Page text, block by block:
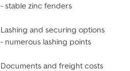
- stable zinc fenders
Lashing and securing options
- numerous lashing points
Documents and freight costs